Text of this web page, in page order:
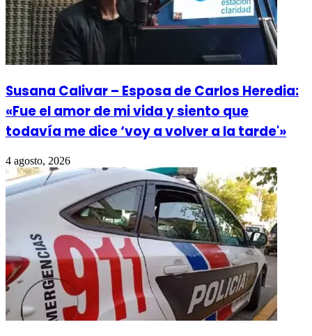
Susana Calivar – Esposa de Carlos Heredia:
«Fue el amor de mi vida y siento que
todavía me dice ‘voy a volver a la tarde'»
4 agosto, 2026